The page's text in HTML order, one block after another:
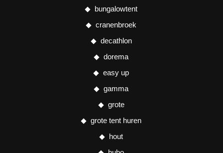
bungalowtent
cranenbroek
decathlon
dorema
easy up
gamma
grote
grote tent huren
hout